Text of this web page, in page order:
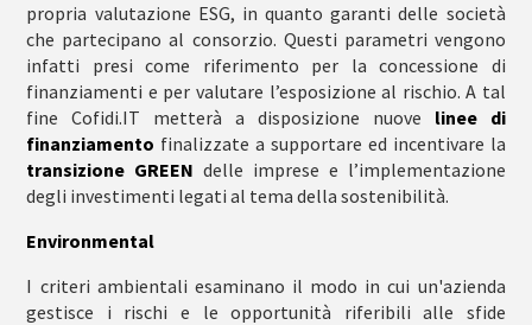
propria valutazione ESG, in quanto garanti delle società
che partecipano al consorzio. Questi parametri vengono
infatti presi come riferimento per la concessione di
finanziamenti e per valutare l’esposizione al rischio. A tal
fine Cofidi.IT metterà a disposizione nuove linee di
finanziamento finalizzate a supportare ed incentivare la
transizione GREEN delle imprese e l’implementazione
degli investimenti legati al tema della sostenibilità.
Environmental
I criteri ambientali esaminano il modo in cui un'azienda
gestisce i rischi e le opportunità riferibili alle sfide